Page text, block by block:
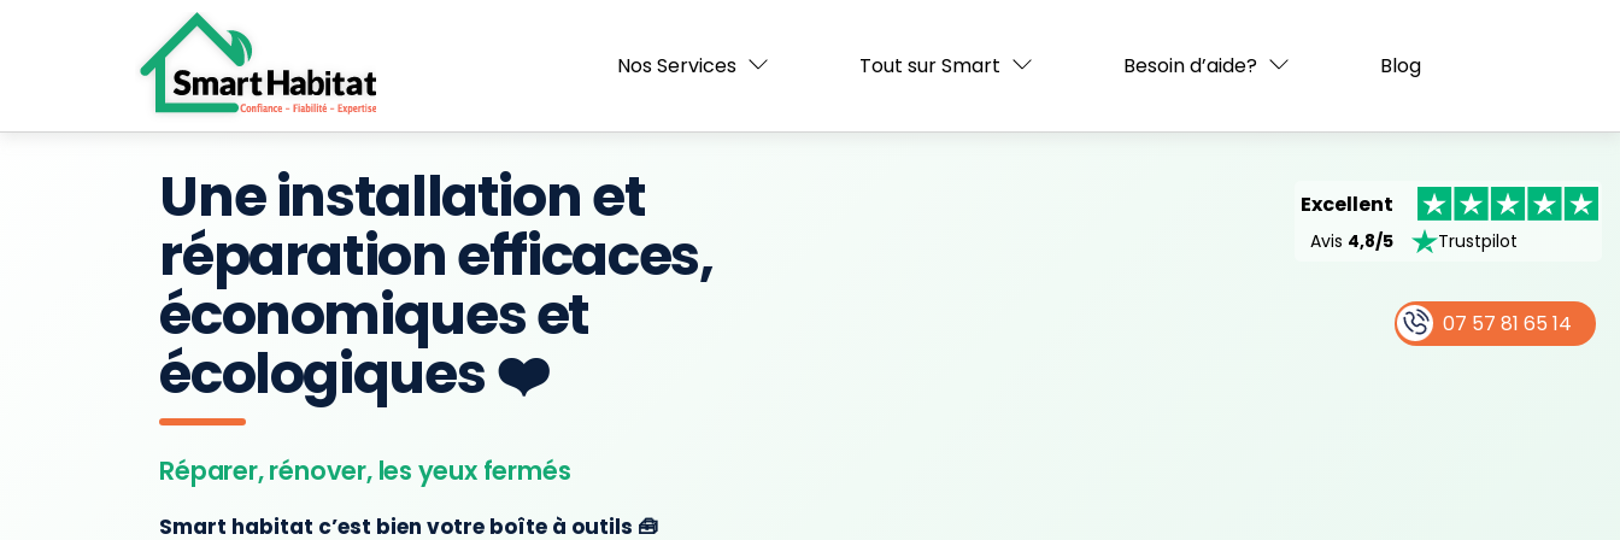
Nos Services Tout sur Smart Besoin d’aide? Blog
NOUVEAU
Une installation et
réparation efficaces,
économiques et
écologiques ❤️
Réparer, rénover, les yeux fermés
Smart habitat c’est bien votre boîte à outils 🧰
Excellent
Avis 4,8/5 Trustpilot
07 57 81 65 14